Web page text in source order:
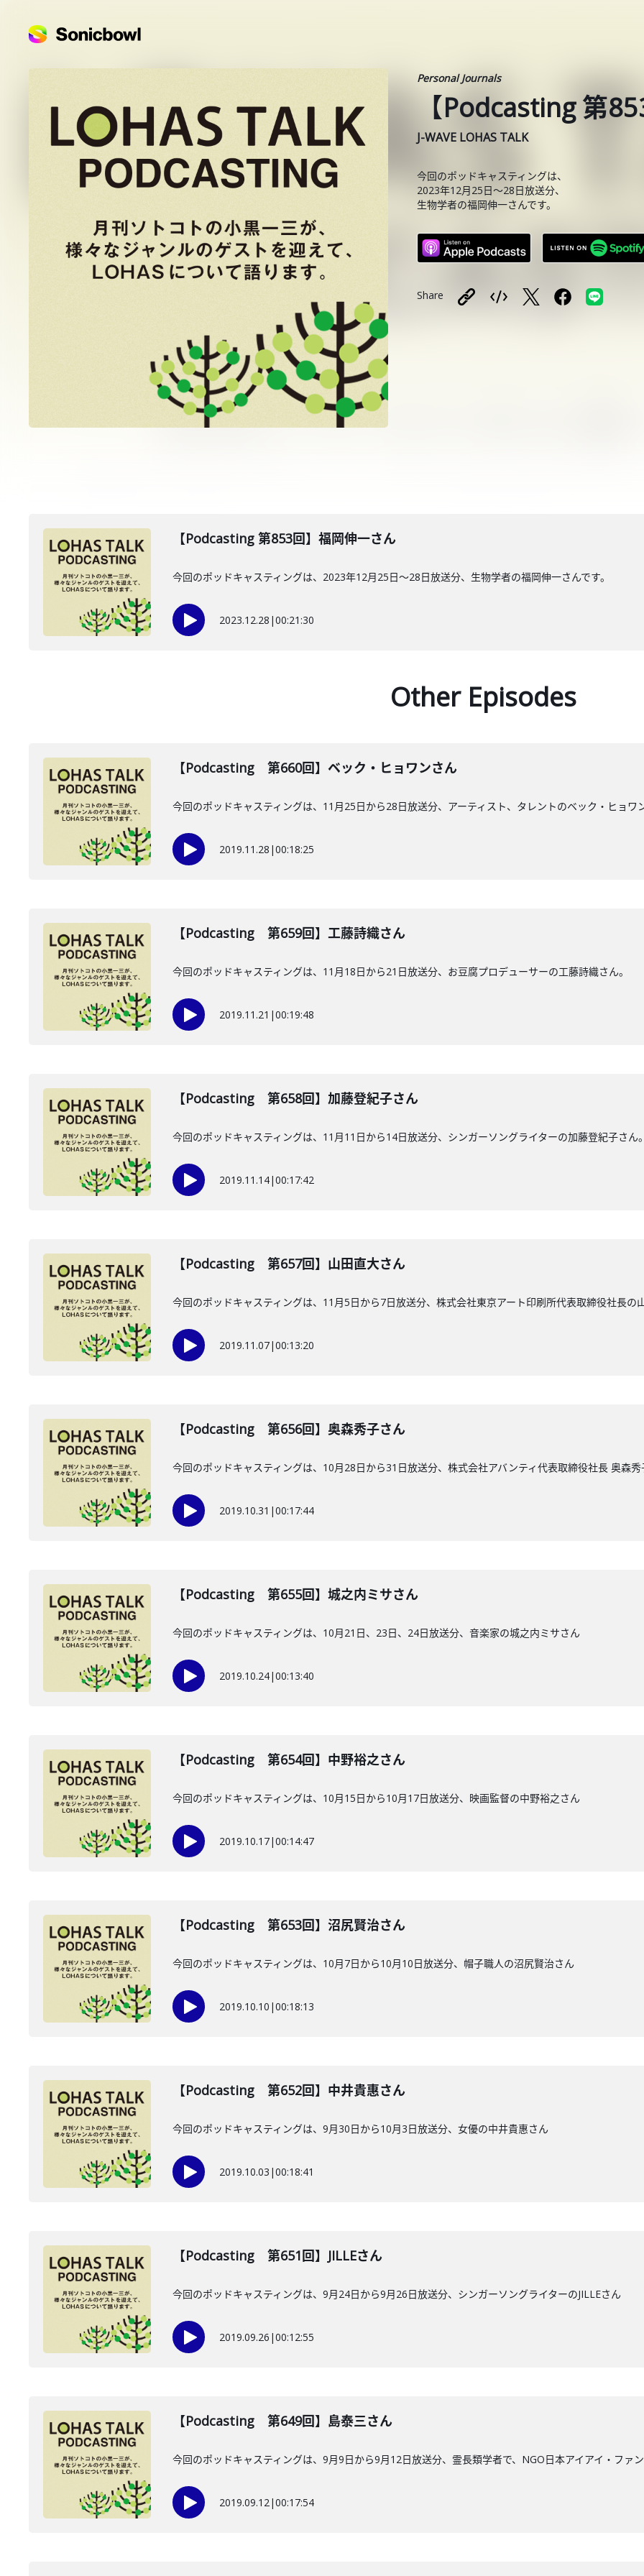
Personal Journals
【Podcasting 第
J-WAVE LOHAS TALK
今回のポッドキャスティングは、
2023年12月25日〜28日放送分、
生物学者の福岡伸一さんです。
Share
【Podcasting 第853回】福岡伸一さん
今回のポッドキャスティングは、2023年12月25日〜28日放送分、生物学者の福岡伸一さんです。
2023.12.28 |00:21:30
Other Episodes
【Podcasting 第660回】ベック・ヒョワンさん
今回のポッドキャスティングは、11月25日から28日放送分、アーティスト、タレントのベック・ヒョワ
2019.11.28 |00:18:25
【Podcasting 第659回】工藤詩織さん
今回のポッドキャスティングは、11月18日から21日放送分、お豆腐プロデューサーの工藤詩織さん。
2019.11.21 |00:19:48
【Podcasting 第658回】加藤登紀子さん
今回のポッドキャスティングは、11月11日から14日放送分、シンガーソングライターの加藤登紀子さん
2019.11.14|00:17:42
【Podcasting 第657回】山田直大さん
今回のポッドキャスティングは、11月5日から7日放送分、株式会社東京アート印刷所代表取締役社長の
2019.11.07|00:13:20
【Podcasting 第656回】奥森秀子さん
今回のポッドキャスティングは、10月28日から31日放送分、株式会社アバンティ代表取締役社長 奥森秀
2019.10.31 |00:17:44
【Podcasting 第655回】城之内ミサさん
今回のポッドキャスティングは、10月21日、23日、24日放送分、音楽家の城之内ミサさん
2019.10.24|00:13:40
【Podcasting 第654回】中野裕之さん
今回のポッドキャスティングは、10月15日から10月17日放送分、映画監督の中野裕之さん
2019.10.17|00:14:47
【Podcasting 第653回】沼尻賢治さん
今回のポッドキャスティングは、10月7日から10月10日放送分、帽子職人の沼尻賢治さん
2019.10.10 |00:18:13
【Podcasting 第652回】中井貴惠さん
今回のポッドキャスティングは、9月30日から10月3日放送分、女優の中井貴惠さん
2019.10.03 |00:18:41
【Podcasting 第651回】JILLEさん
今回のポッドキャスティングは、9月24日から9月26日放送分、シンガーソングライターのJILLEさん
2019.09.26 |00:12:55
【Podcasting 第649回】島泰三さん
今回のポッドキャスティングは、9月9日から9月12日放送分、霊長類学者で、NGO日本アイアイ・ファ
2019.09.12|00:17:54